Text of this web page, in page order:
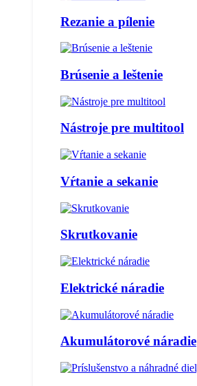
Rezanie a pílenie
Brúsenie a leštenie
Nástroje pre multitool
Vŕtanie a sekanie
Skrutkovanie
Elektrické náradie
Akumulátorové náradie